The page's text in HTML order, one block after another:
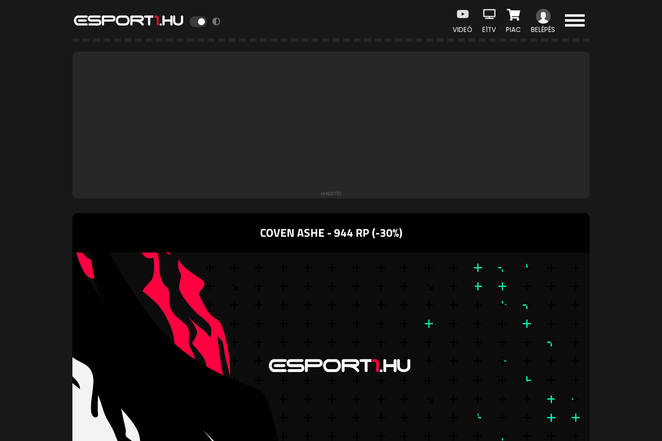
VIDEÓ E1TV PIAC BELÉPÉS
COVEN ASHE - 944 RP (-30%)